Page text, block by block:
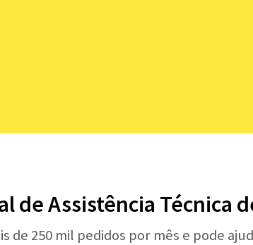
de Assistência Técnica
de 250 mil pedidos por mês e pode